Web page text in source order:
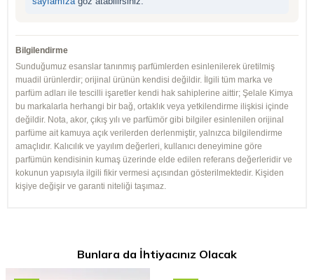
Bilgilendirme
Sunduğumuz esanslar tanınmış parfümlerden esinlenilerek üretilmiş
muadil ürünlerdir; orijinal ürünün kendisi değildir. İlgili tüm marka ve
parfüm adları ile tescilli işaretler kendi hak sahiplerine aittir; Şelale Kimya
bu markalarla herhangi bir bağ, ortaklık veya yetkilendirme ilişkisi içinde
değildir. Nota, akor, çıkış yılı ve parfümör gibi bilgiler esinlenilen orijinal
parfüme ait kamuya açık verilerden derlenmiştir, yalnızca bilgilendirme
amaçlıdır. Kalıcılık ve yayılım değerleri, kullanıcı deneyimine göre
parfümün kendisinin kumaş üzerinde elde edilen referans değerleridir ve
kokunun yapısıyla ilgili fikir vermesi açısından gösterilmektedir. Kişiden
kişiye değişir ve garanti niteliği taşımaz.
Bunlara da İhtiyacınız Olacak